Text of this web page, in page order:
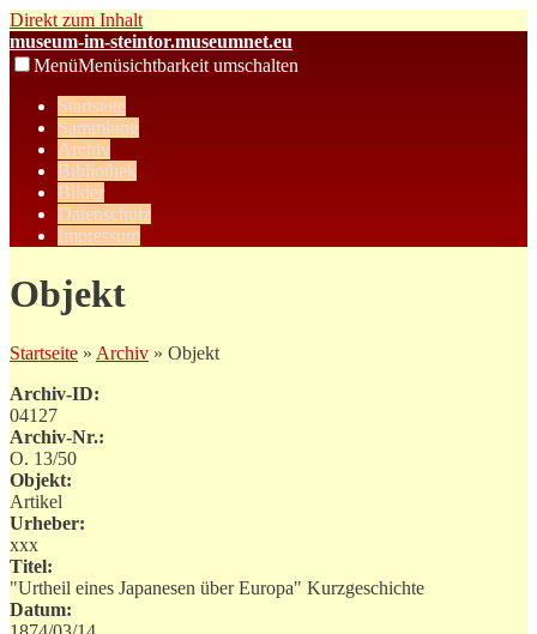
Direkt zum Inhalt
museum-im-steintor.museumnet.eu
MenüMenüsichtbarkeit umschalten
Startseite
Sammlung
Archiv
Bibliothek
Bilder
Datenschutz
Impressum
Objekt
Startseite » Archiv » Objekt
Archiv-ID:
04127
Archiv-Nr.:
O. 13/50
Objekt:
Artikel
Urheber:
xxx
Titel:
"Urtheil eines Japanesen über Europa" Kurzgeschichte
Datum: